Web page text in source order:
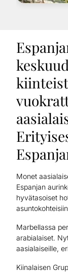
Monet
Espanjan
hyvätasoiset
Marbellassa
arabialaiset.
aasialaiseille,
Kiinalaisen